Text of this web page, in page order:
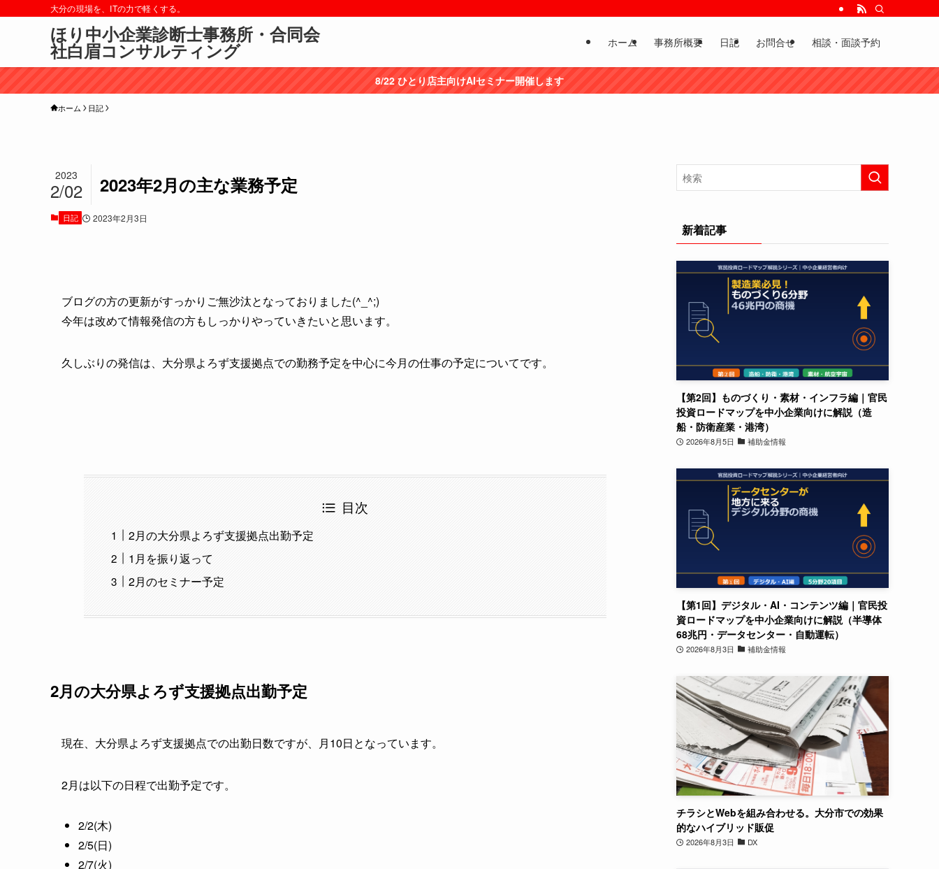
大分の現場を、ITの力で軽くする。
ほり中小企業診断士事務所・合同会
社白眉コンサルティング ホーム 事務所概要 日記 お問合せ 相談・面談予約
8/22 ひとり店主向けAIセミナー開催します
ホーム 日記
2023年2月の主な業務予定
2023
2/02
日記 2023年2月3日
ブログの方の更新がすっかりご無沙汰となっておりました(^_^;)
今年は改めて情報発信の方もしっかりやっていきたいと思います。
久しぶりの発信は、大分県よろず支援拠点での勤務予定を中心に今月の仕事の予定についてです。
目次
2月の大分県よろず支援拠点出勤予定
1月を振り返って
2月のセミナー予定
2月の大分県よろず支援拠点出勤予定
現在、大分県よろず支援拠点での出勤日数ですが、月10日となっています。
2月は以下の日程で出勤予定です。
2/2(木)
2/5(日)
2/7(火)
新着記事
【第2回】ものづくり・素材・インフラ編｜官民
投資ロードマップを中小企業向けに解説（造
船・防衛産業・港湾）
2026年8月5日 補助金情報
【第1回】デジタル・AI・コンテンツ編｜官民投
資ロードマップを中小企業向けに解説（半導体
68兆円・データセンター・自動運転）
2026年8月3日 補助金情報
チラシとWebを組み合わせる。大分市での効果
的なハイブリッド販促
2026年8月3日 DX